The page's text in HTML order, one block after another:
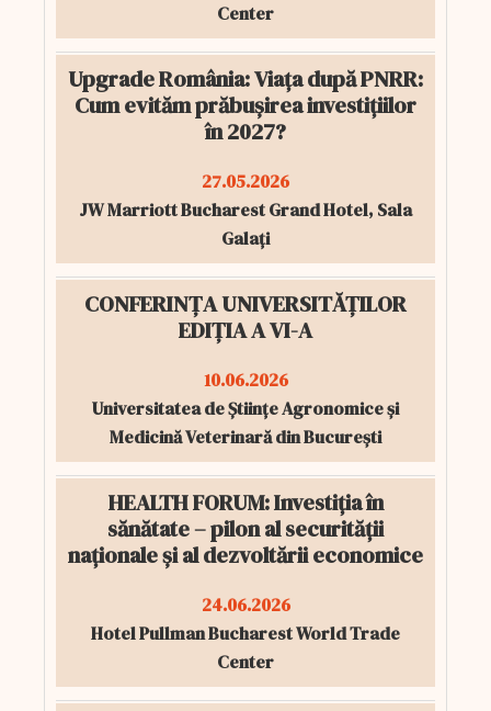
Center
Upgrade România: Viața după PNRR:
Cum evităm prăbușirea investițiilor
în 2027?
27.05.2026
JW Marriott Bucharest Grand Hotel, Sala
Galați
CONFERINȚA UNIVERSITĂȚILOR
EDIȚIA A VI-A
10.06.2026
Universitatea de Științe Agronomice și
Medicină Veterinară din București
HEALTH FORUM: Investiția în
sănătate – pilon al securității
naționale și al dezvoltării economice
24.06.2026
Hotel Pullman Bucharest World Trade
Center